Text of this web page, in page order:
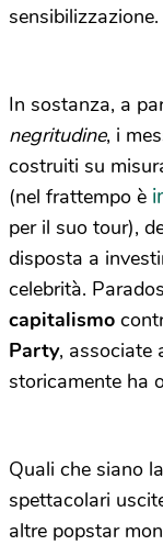
sensibilizzazione.
In sostanza, a
negritudine, i
costruiti su
(nel frattempo è
per il suo tour),
disposta a
celebrità.
capitalismo
Party, associate
storicamente ha
Quali che siano
spettacolari
altre popstar